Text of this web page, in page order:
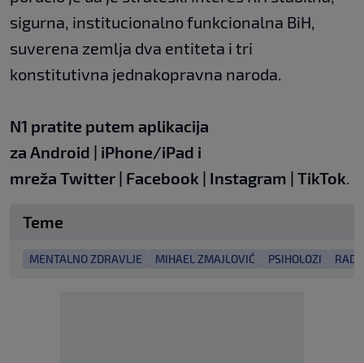
sigurna, institucionalno funkcionalna BiH,
suverena zemlja dva entiteta i tri
konstitutivna jednakopravna naroda.
N1 pratite putem aplikacija
za Android | iPhone/iPad i
mreža Twitter | Facebook | Instagram | TikTok.
Teme
MENTALNO ZDRAVLJE MIHAEL ZMAJLOVIĆ PSIHOLOZI